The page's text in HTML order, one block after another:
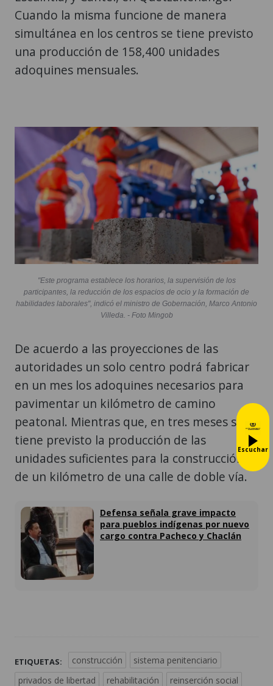
Cuando la misma funcione de manera
simultánea en los centros se tiene previsto
una producción de 158,400 unidades
adoquines mensuales.
"Este programa establece los horarios, la supervisión de los
participantes, la reducción de los espacios de ocio y la formación de
habilidades laborales", indicó el ministro de Gobernación, Marco Antonio
Villeda. - Foto Mingob
De acuerdo a las proyecciones de las
autoridades un solo centro podrá fabricar
en un mes los adoquines necesarios para
pavimentar un kilómetro de camino
peatonal. Mientras que, en tres meses se
tiene previsto la producción de las
unidades suficientes para la construcción
de un kilómetro de una calle de doble vía.
Defensa señala grave impacto
para pueblos indígenas por nuevo
cargo contra Pacheco y Chaclán
ETIQUETAS: construcción
sistema penitenciario
privados de libertad
rehabilitación
reinserción social
Escuchar